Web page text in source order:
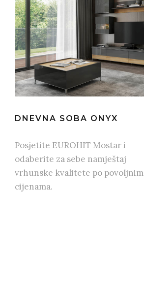
DNEVNA SOBA ONYX
Posjetite EUROHIT Mostar i
odaberite za sebe namještaj
vrhunske kvalitete po povoljnim
cijenama.